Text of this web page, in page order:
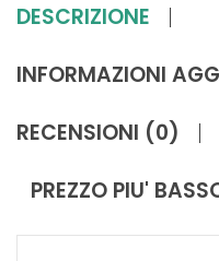
DESCRIZIONE
INFORMAZIONI
RECENSIONI (0)
PREZZO PIU'